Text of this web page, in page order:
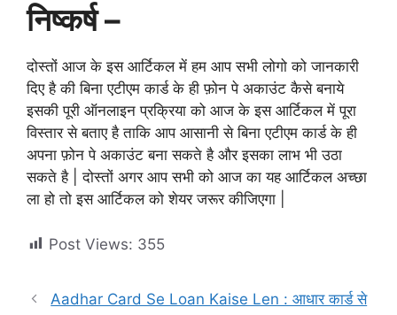
निष्कर्ष –
दोस्तों आज के इस आर्टिकल में हम आप सभी लोगो को जानकारी
दिए है की बिना एटीएम कार्ड के ही फ़ोन पे अकाउंट कैसे बनाये
इसकी पूरी ऑनलाइन प्रक्रियाको आज के इस आर्टिकल में पूरा
विस्तार से बताए है ताकि आप आसानी से बिना एटीएम कार्ड के ही
अपना फ़ोन पे अकाउंट बना सकते है और इसका लाभ भी उठा
सकते है | दोस्तों अगर आप सभी को आज का यह आर्टिकल अच्छा
ला हो तो इस आर्टिकल को शेयर जरूर कीजिएगा |
Post Views: 355
Aadhar Card Se Loan Kaise Len : आधार कार्ड से